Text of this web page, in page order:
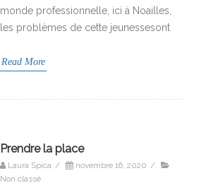
monde professionnelle, ici à Noailles,
les problèmes de cette jeunessesont
Read More
Prendre la place
Laura Spica / novembre 16, 2020 /
Non classé